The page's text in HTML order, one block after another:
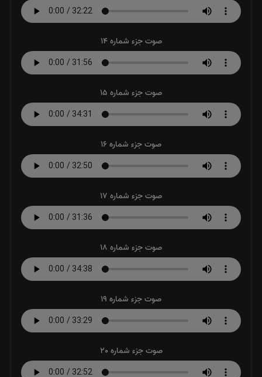
صوت جزء شماره 14
صوت جزء شماره 15
صوت جزء شماره 16
صوت جزء شماره 17
صوت جزء شماره 18
صوت جزء شماره 19
صوت جزء شماره 20